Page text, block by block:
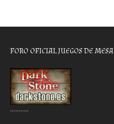
FORO OFICIAL JUEGOS DE MESA
………..